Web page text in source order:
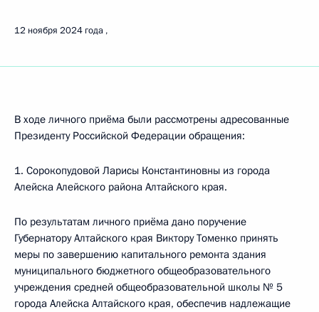
12 ноября 2024 года
В ходе личного приёма были рассмотрены адресованные
Президенту Российской Федерации обращения:
1. Сорокопудовой Ларисы Константиновны из города
Алейска Алейского района Алтайского края.
По результатам личного приёма дано поручение
Губернатору Алтайского края Виктору Томенко принять
меры по завершению капитального ремонта здания
муниципального бюджетного общеобразовательного
учреждения средней общеобразовательной школы № 5
города Алейска Алтайского края, обеспечив надлежащие